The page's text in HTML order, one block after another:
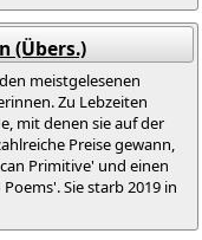
(Übers.)
meistgelesenen
Zu Lebzeiten
mit denen sie auf der
Preise gewann,
Primitive' und einen
Sie starb 2019 in